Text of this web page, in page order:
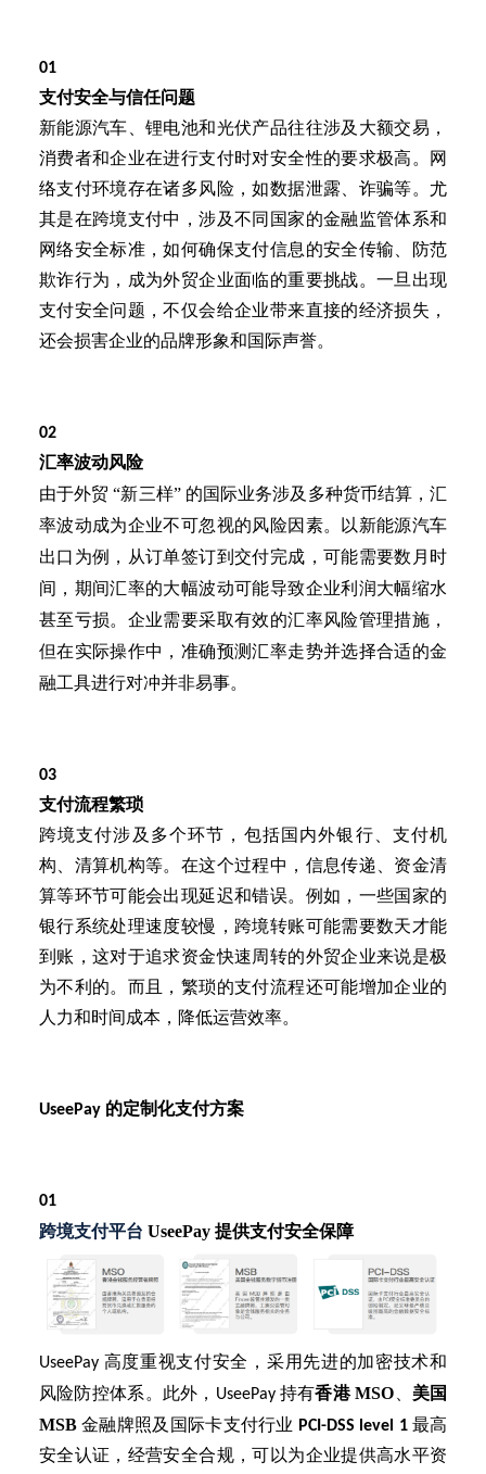
01
支付安全与信任问题
新能源汽车、锂电池和光伏产品往往涉及大额交易，
消费者和企业在进行支付时对安全性的要求极高。网
络支付环境存在诸多风险，如数据泄露、诈骗等。尤
其是在跨境支付中，涉及不同国家的金融监管体系和
网络安全标准，如何确保支付信息的安全传输、防范
欺诈行为，成为外贸企业面临的重要挑战。一旦出现
支付安全问题，不仅会给企业带来直接的经济损失，
还会损害企业的品牌形象和国际声誉。
02
汇率波动风险
由于外贸 “新三样” 的国际业务涉及多种货币结算，汇
率波动成为企业不可忽视的风险因素。以新能源汽车
出口为例，从订单签订到交付完成，可能需要数月时
间，期间汇率的大幅波动可能导致企业利润大幅缩水
甚至亏损。企业需要采取有效的汇率风险管理措施，
但在实际操作中，准确预测汇率走势并选择合适的金
融工具进行对冲并非易事。
03
支付流程繁琐
跨境支付涉及多个环节，包括国内外银行、支付机
构、清算机构等。在这个过程中，信息传递、资金清
算等环节可能会出现延迟和错误。例如，一些国家的
银行系统处理速度较慢，跨境转账可能需要数天才能
到账，这对于追求资金快速周转的外贸企业来说是极
为不利的。而且，繁琐的支付流程还可能增加企业的
人力和时间成本，降低运营效率。
UseePay 的定制化支付方案
01
跨境支付平台 UseePay 提供支付安全保障
UseePay 高度重视支付安全，采用先进的加密技术和
风险防控体系。此外，UseePay 持有香港 MSO、 美国
MSB金融牌照及国际卡支付行业 PCI-DSS level 1 最高
安全认证，经营安全合规，可以为企业提供高水平资